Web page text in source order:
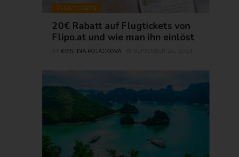
FLUGTICKETS
20€ Rabatt auf Flugtickets von
Flipo.at und wie man ihn einlöst
KRISTINA POLACKOVA